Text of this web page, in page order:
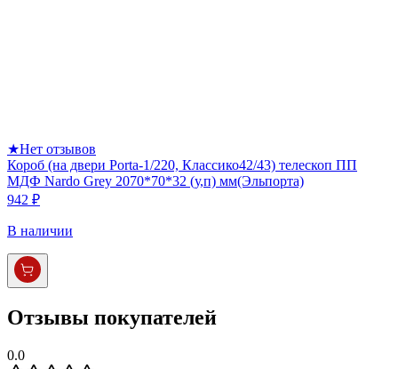
★Нет отзывов
Короб (на двери Porta-1/220, Классико42/43) телескоп ПП
МДФ Nardo Grey 2070*70*32 (у,п) мм(Эльпорта)
942 ₽
В наличии
Отзывы покупателей
0.0